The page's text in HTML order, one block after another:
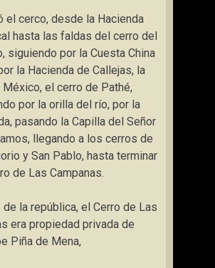
el cerco, desde la Hacienda
hasta las faldas del cerro del
siguiendo por la Cuesta China
la Hacienda de Callejas, la
México, el cerro de Pathé,
por la orilla del río, por la
pasando la Capilla del Señor
llegando a los cerros de
y San Pablo, hasta terminar
de Las Campanas.
la república, el Cerro de Las
era propiedad privada de
Piña de Mena,